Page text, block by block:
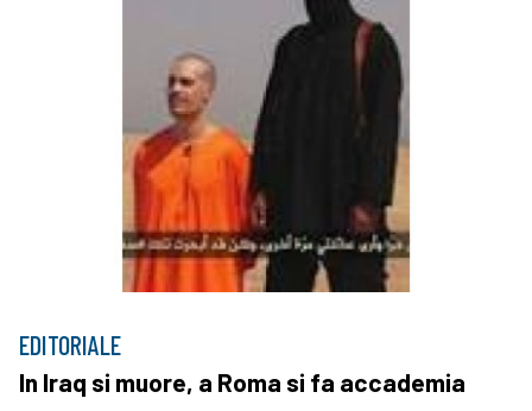
EDITORIALE
In Iraq si muore, a Roma si fa accademia